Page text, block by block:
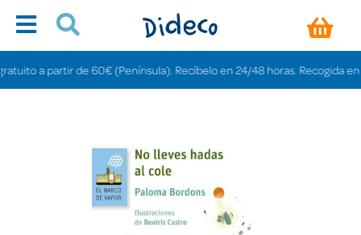
a partir de 60€ (Península). Recíbelo en 24/48 horas. Recogida en